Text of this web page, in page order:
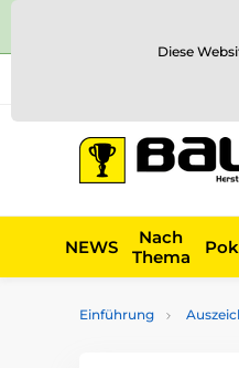
NEWS
Nach
Thema
Einführung
Diese